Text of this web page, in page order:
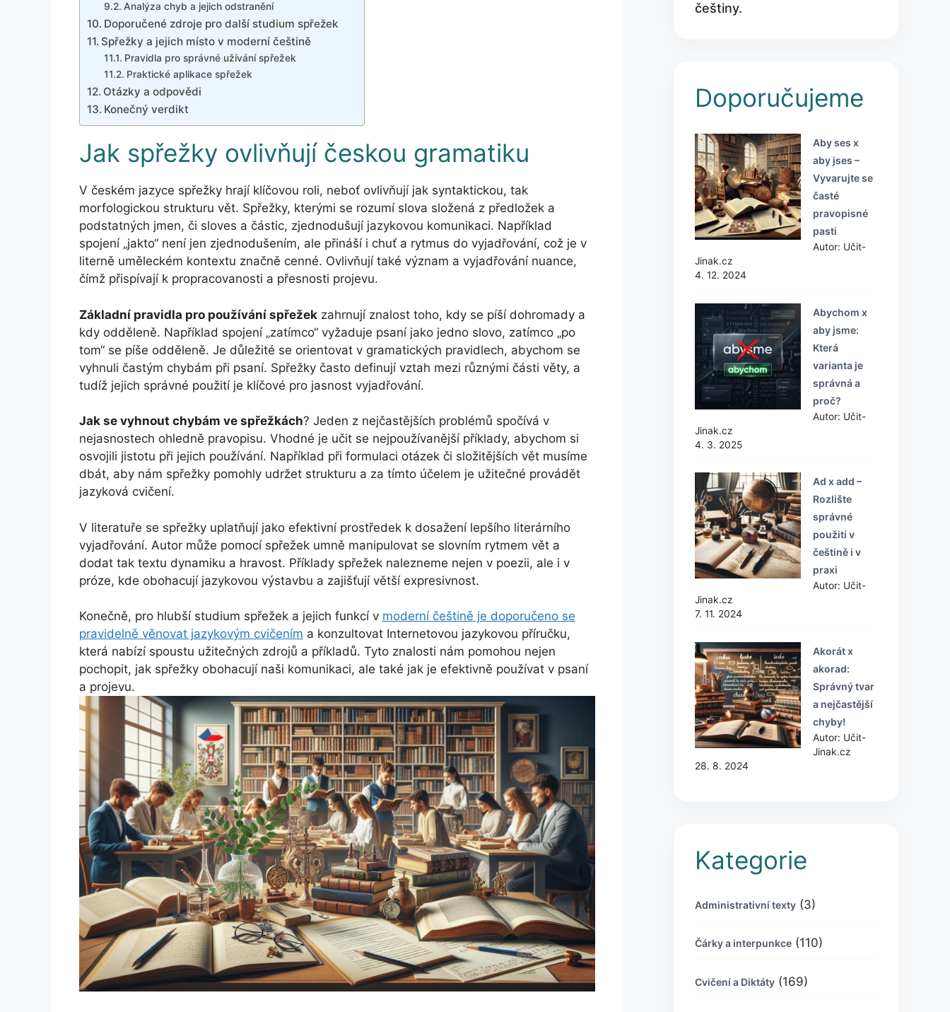
Analýza chyb a jejich odstranění
Doporučené zdroje pro další studium spřežek
Spřežky a jejich místo v moderní češtině
Pravidla pro správné užívání spřežek
Praktické aplikace spřežek
Otázky a odpovědi
Konečný verdikt
Jak spřežky ovlivňují českou gramatiku
V českém jazyce spřežky hrají klíčovou roli, neboť ovlivňují jak syntaktickou, tak
morfologickou strukturu vět. Spřežky, kterými se rozumí slova složená z předložek a
podstatných jmen, či sloves a částic, zjednodušují jazykovou komunikaci. Například
spojení „jakto“ není jen zjednodušením, ale přináší i chuť a rytmus do vyjadřování, což je v
literně uměleckém kontextu značně cenné. Ovlivňují také význam a vyjadřování nuance,
čímž přispívají k propracovanosti a přesnosti projevu.
Základní pravidla pro používání spřežek zahrnují znalost toho, kdy se píší dohromady a
kdy odděleně. Například spojení „zatímco“ vyžaduje psaní jako jedno slovo, zatímco „po
tom“ se píše odděleně. Je důležité se orientovat v gramatických pravidlech, abychom se
vyhnuli častým chybám při psaní. Spřežky často definují vztah mezi různými části věty, a
tudíž jejich správné použití je klíčové pro jasnost vyjadřování.
Jak se vyhnout chybám ve spřežkách? Jeden z nejčastějších problémů spočívá v
nejasnostech ohledně pravopisu. Vhodné je učit se nejpoužívanější příklady, abychom si
osvojili jistotu při jejich používání. Například při formulaci otázek či složitějších vět musíme
dbát, aby nám spřežky pomohly udržet strukturu a za tímto účelem je užitečné provádět
jazyková cvičení.
V literatuře se spřežky uplatňují jako efektivní prostředek k dosažení lepšího literárního
vyjadřování. Autor může pomocí spřežek umně manipulovat se slovním rytmem vět a
dodat tak textu dynamiku a hravost. Příklady spřežek nalezneme nejen v poezii, ale i v
próze, kde obohacují jazykovou výstavbu a zajišťují větší expresivnost.
Konečně, pro hlubší studium spřežek a jejich funkcí v moderní češtině je doporučeno se
pravidelně věnovat jazykovým cvičením a konzultovat Internetovou jazykovou příručku,
která nabízí spoustu užitečných zdrojů a příkladů. Tyto znalosti nám pomohou nejen
pochopit, jak spřežky obohacují naši komunikaci, ale také jak je efektivně používat v psaní
a projevu.
češtiny.
Doporučujeme
Aby ses x
aby jses –
Vyvarujte se
časté
pravopisné
pasti
Autor: Učit-
Jinak.cz
4. 12. 2024
Abychom x
aby jsme:
Která
varianta je
správná a
proč?
Autor: Učit-
Jinak.cz
4. 3. 2025
Ad x add –
Rozlište
správné
použití v
češtině i v
praxi
Autor: Učit-
Jinak.cz
7. 11. 2024
Akorát x
akorad:
Správný tvar
a nejčastější
chyby!
Autor: Učit-
Jinak.cz
28. 8. 2024
Kategorie
Administrativní texty (3)
Čárky a interpunkce (110)
Cvičení a Diktáty (169)